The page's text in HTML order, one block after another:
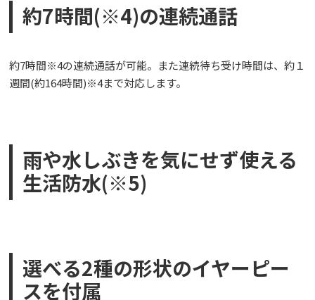
約7時間(※4)の連続通話
約7時間※4の連続通話が可能。また連続待ち受け時間は、約１
週間(約164時間)※4まで対応します。
雨や水しぶきを気にせず使える
生活防水(※5)
選べる2種の形状のイヤーピー
スを付属